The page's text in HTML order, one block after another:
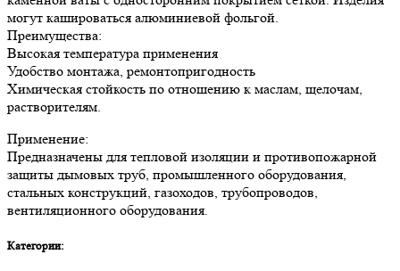
могут кашироваться алюминиевой фольгой.
Преимущества:
Высокая температура применения
Удобство монтажа, ремонтопригодность
Химическая стойкость по отношению к маслам, щелочам,
растворителям.
Применение:
Предназначены для тепловой изоляции и противопожарной
защиты дымовых труб, промышленного оборудования,
стальных конструкций, газоходов, трубопроводов,
вентиляционного оборудования.
Категории: